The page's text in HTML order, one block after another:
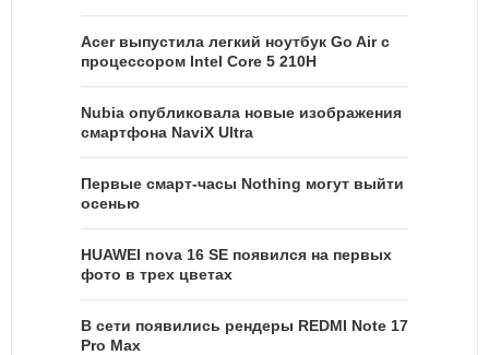
Acer выпустила легкий ноутбук Go Air c
процессором Intel Core 5 210H
Nubia опубликовала новые изображения
смартфона NaviX Ultra
Первые смарт-часы Nothing могут выйти
осенью
HUAWEI nova 16 SE появился на первых
фото в трех цветах
В сети появились рендеры REDMI Note 17
Pro Max